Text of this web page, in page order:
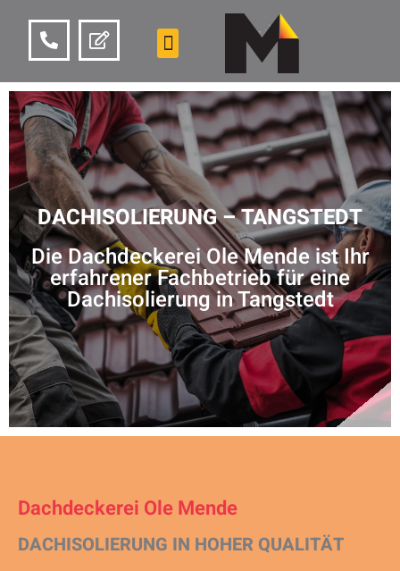
DACHISOLIERUNG – TANGSTEDT
Die Dachdeckerei Ole Mende ist Ihr
erfahrener Fachbetrieb für eine
Dachisolierung in Tangstedt
Dachdeckerei Ole Mende
DACHISOLIERUNG IN HOHER QUALITÄT